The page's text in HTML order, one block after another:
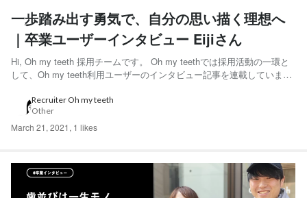
一歩踏み出す勇気で、自分の思い描く理想へ
｜卒業ユーザーインタビュー Eijiさん
Hi, Oh my teeth 採用チームです。 Oh my teethでは採用活動の一環と
して、Oh my teeth利用ユーザーのインタビュー記事を連載していま
変わったEijiさんにインタビューをしました。 ◆Eijiさん 20代後半男
性。石...
Recruiter Oh my teeth
Other
March 21, 2021 , 1 likes